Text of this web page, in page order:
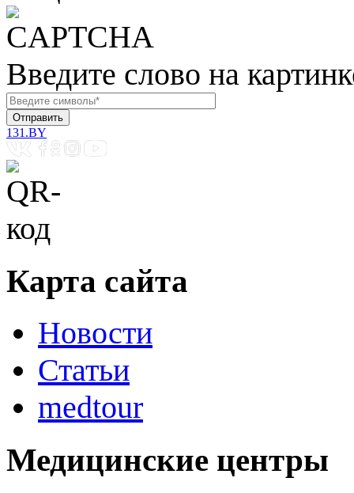
Введите слово на
131.BY
Карта сайта
Новости
Статьи
medtour
Медицинские центры